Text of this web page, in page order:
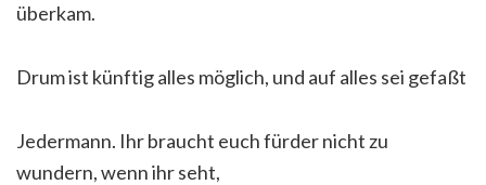
überkam.
Drum ist künftig alles möglich, und auf alles sei gefaßt
Jedermann. Ihr braucht euch fürder nicht zu
wundern, wenn ihr seht,